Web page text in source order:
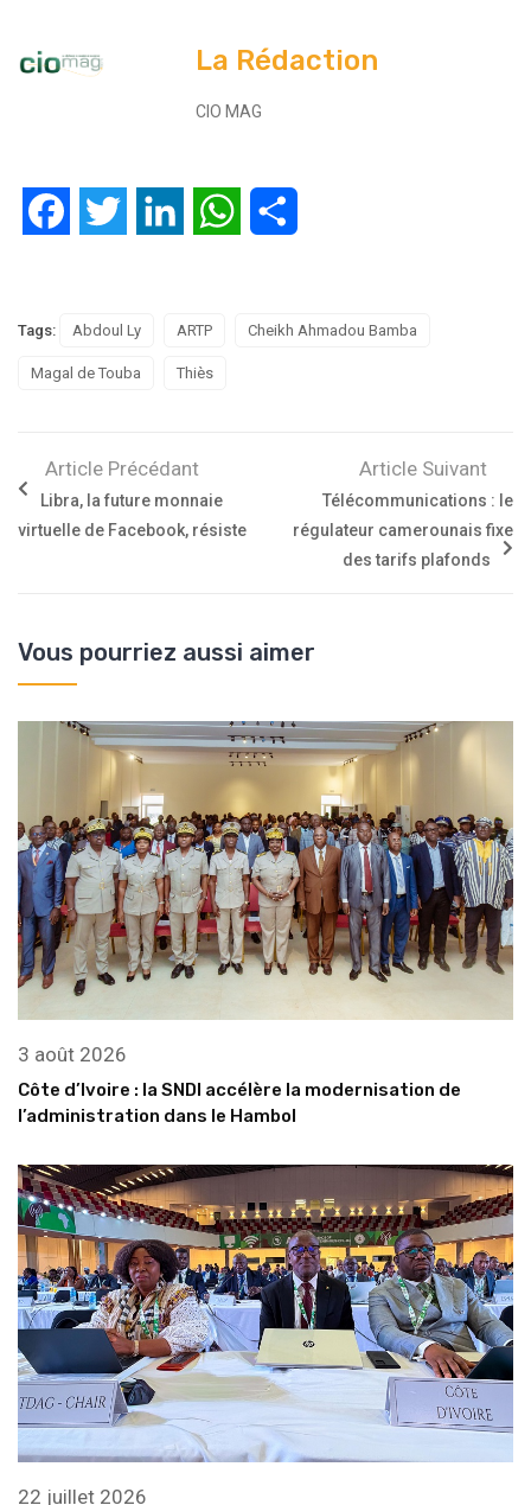
La Rédaction
CIO MAG
FacebookTwitter LinkedIn WhatsApp
Tags: Abdoul Ly ARTP Cheikh Ahmadou Bamba
Magal de Touba Thiès
Article Précédant
Libra, la future monnaie
virtuelle de Facebook, résiste
Article Suivant
Télécommunications : le
régulateur camerounais fixe
des tarifs plafonds
Vous pourriez aussi aimer
3 août 2026
Côte d’Ivoire : la SNDI accélère la modernisation de
l’administration dans le Hambol
22 juillet 2026